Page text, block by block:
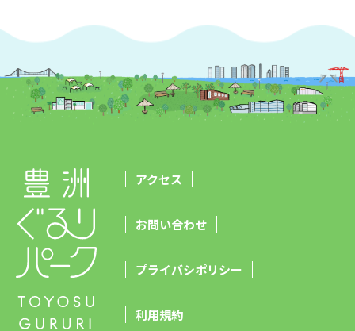
アクセス
お問い合わせ
プライバシポリシー
利用規約